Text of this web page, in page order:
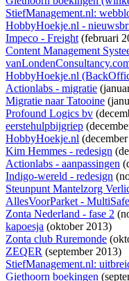
StiefManagement.nl:
HobbyHoekje.nl -
Impeco - Freight(februari
Content Management
HobbyHoekje.nl
Actionlabs - migratie
Migratie naar Tatooine
Profound Logics bv
eerstehulpbijgriep
HobbyHoekje.nl
Kim Hemmes - redesign
Actionlabs - aanpassingen
Indigo-wereld - redesign
Steunpunt Mantelzorg
AllesVoorParket -
Zonta Nederland - fase 2
kapoesja (oktober 2013)
Zonta club Ruremonde
ZEQER (september 2013)
StiefManagement.nl:
Giethoorn boekingen